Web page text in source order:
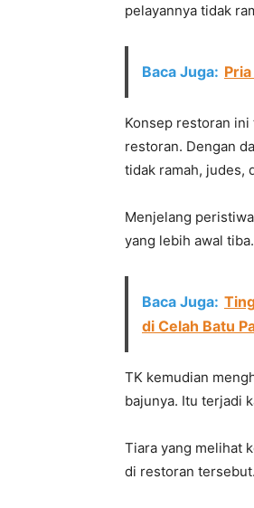
pelayannya tidak
Baca Juga:
Konsep restoran
restoran. Dengan
tidak ramah, judes,
Menjelang
yang lebih awal
Baca Juga:
di Celah Batu
TK kemudian
bajunya. Itu terjadi
Tiara yang melihat
di restoran